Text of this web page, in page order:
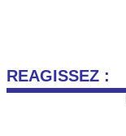
REAGISSEZ :